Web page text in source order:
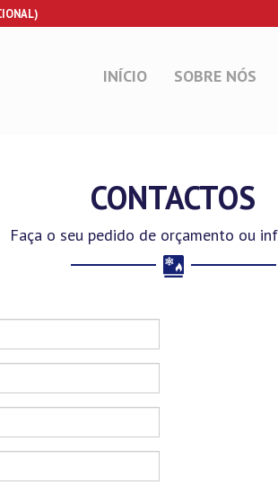
INÍCIO SOBRE NÓS
CONTACTOS
Faça o seu pedido de orçamento ou